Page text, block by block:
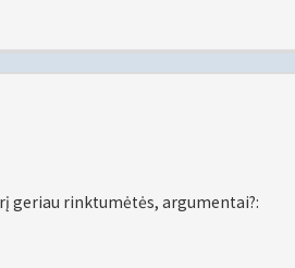
geriau rinktumėtės, argumentai?: